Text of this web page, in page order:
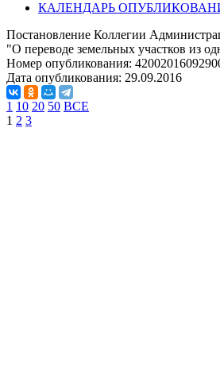
КАЛЕНДАРЬ
Постановление Коллегии
"О переводе земельных участков из
Номер опубликования:
Дата опубликования: 29.09.2016
1 10 20 50 ВСЕ
1 2 3